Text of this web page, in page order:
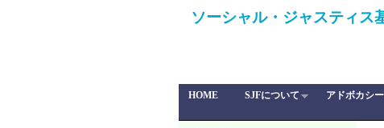
ソーシャル・ジャスティス
HOME SJFについて アドボカシ